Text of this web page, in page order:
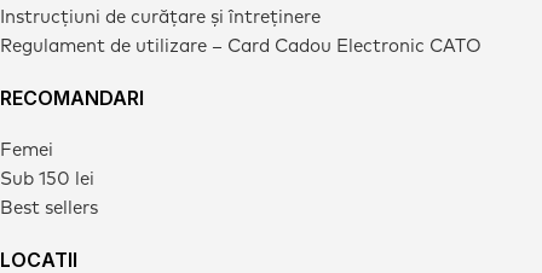
Instrucțiuni de curățare și întreținere
Regulament de utilizare – Card Cadou Electronic CATO
RECOMANDARI
Femei
Sub 150 lei
Best sellers
LOCATII